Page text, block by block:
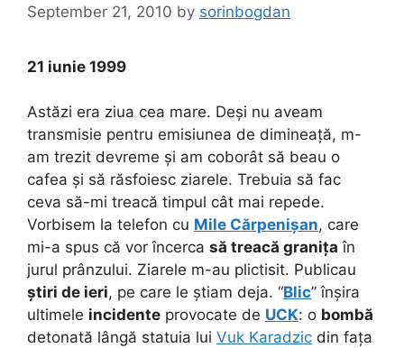
September 21, 2010 by sorinbogdan
21 iunie 1999
Astăzi era ziua cea mare. Deși nu aveam
transmisie pentru emisiunea de dimineață, m-
am trezit devreme și am coborât să beau o
cafea și să răsfoiesc ziarele. Trebuia să fac
ceva să-mi treacă timpul cât mai repede.
Vorbisem la telefon cu Mile Cărpenișan, care
mi-a spus că vor încerca să treacă granița în
jurul prânzului. Ziarele m-au plictisit. Publicau
știri de ieri, pe care le știam deja. “Blic” înșira
ultimele incidente provocate de UCK: o bombă
detonată lângă statuia lui Vuk Karadzic din fața